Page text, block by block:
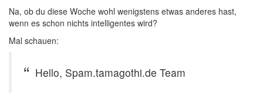
Na, ob du diese Woche wohl wenigstens etwas anderes hast,
wenn es schon nichts intelligentes wird?
Mal schauen:
Hello, Spam.tamagothi.de Team